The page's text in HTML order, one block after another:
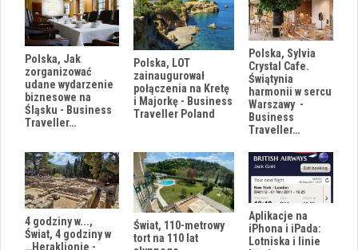
Polska, Jak
zorganizować
udane wydarzenie
biznesowe na
Śląsku - Business
Traveller…
Polska, LOT
zainaugurował
połączenia na Kretę
i Majorkę - Business
Traveller Poland
Polska, Sylvia
Crystal Cafe.
Świątynia
harmonii w sercu
Warszawy -
Business
Traveller…
4 godziny w...,
Świat, 4 godziny w
…Heraklionie -
Świat, 110-metrowy
tort na 110 lat
Aplikacje na
iPhona i iPada:
Lotniska i linie